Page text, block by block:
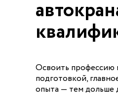
Освоить профессию
подготовкой,
опыта — тем дольше